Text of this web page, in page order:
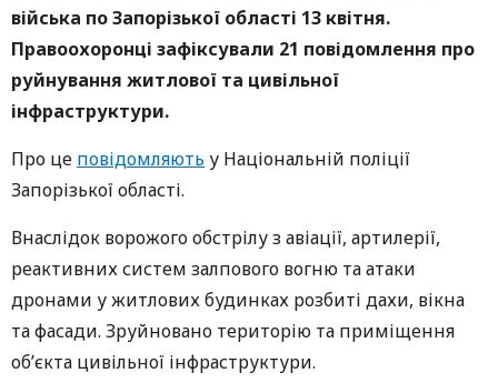
війська по Запорізької області 13 квітня.
Правоохоронці зафіксували 21 повідомлення про
руйнування житлової та цивільної
інфраструктури.
Про це повідомляють у Національній поліції
Запорізької області.
Внаслідок ворожого обстрілу з авіації, артилерії,
реактивних систем залпового вогню та атаки
дронами у житлових будинках розбиті дахи, вікна
та фасади. Зруйновано територію та приміщення
об’єкта цивільної інфраструктури.